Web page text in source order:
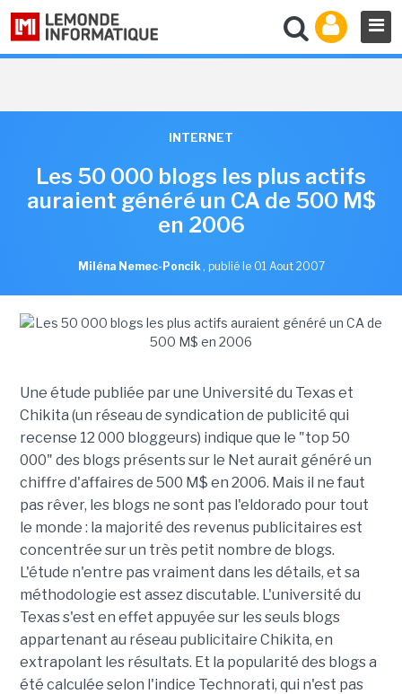
INTERNET
Les 50 000 blogs les plus actifs
auraient généré un CA de 500 M$
en 2006
Miléna Nemec-Poncik , publié le 01 Aout 2007
Une étude publiée par une Université du Texas et
Chikita (un réseau de syndication de publicité qui
recense 12 000 bloggeurs) indique que le "top 50
000" des blogs présents sur le Net aurait généré un
chiffre d'affaires de 500 M$ en 2006. Mais il ne faut
pas rêver, les blogs ne sont pas l'eldorado pour tout
le monde : la majorité des revenus publicitaires est
concentrée sur un très petit nombre de blogs.
L'étude n'entre pas vraiment dans les détails, et sa
méthodologie est assez discutable. L'université du
Texas s'est en effet appuyée sur les seuls blogs
appartenant au réseau publicitaire Chikita, en
extrapolant les résultats. Et la popularité des blogs a
été calculée selon l'indice Technorati, qui n'est pas